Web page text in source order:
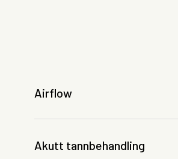
Airflow
Akutt tannbehandling